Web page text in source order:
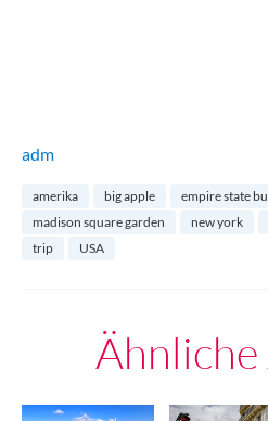
adm
amerika big apple empire state
madison square garden
new york
trip
USA